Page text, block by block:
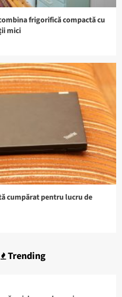
frigorifică compactă cu
mici
cumpărat pentru lucru de
Trending